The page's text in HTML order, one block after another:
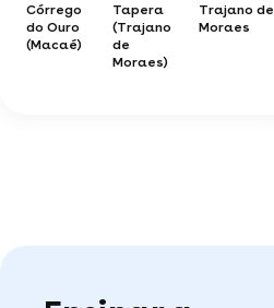
Córrego
do Ouro
(Macaé)
Tapera
(Trajano
de
Moraes)
Trajano de
Moraes